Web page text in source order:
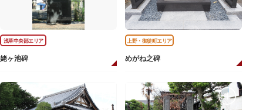
浅草中央部エリア
姥ヶ池碑
上野・御徒町エリア
めがね之碑